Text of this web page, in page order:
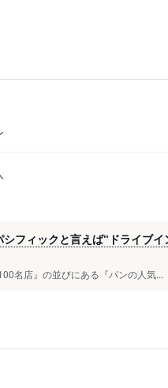
フィックと言えば“ドライブ
名店』の並びにある『パンの人気...